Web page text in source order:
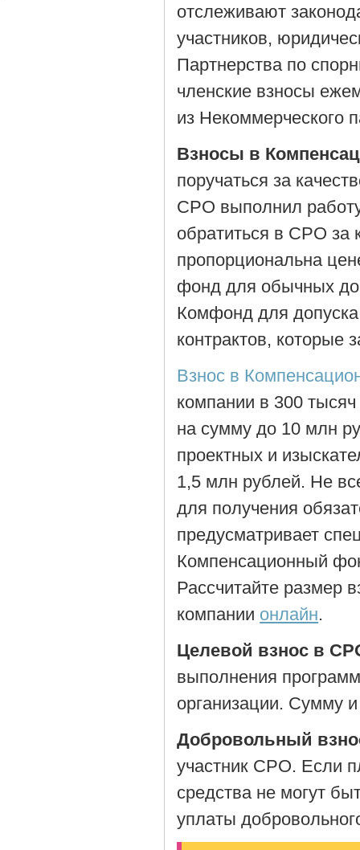
отслеживают
участников,
Партнерства по
членские взносы
из Некоммерческого
Взносы в
поручаться за
СРО выполнил
обратиться в СРО за
пропорциональна
фонд для обычных
Комфонд для
контрактов, которые
Взнос в
компании в 300
на сумму до 10 млн
проектных и
1,5 млн рублей. Не
для получения
предусматривает
Компенсационный
Рассчитайте размер
компании онлайн.
Целевой взнос в
выполнения
организации. Сумму
Добровольный
участник СРО. Если
средства не могут
уплаты